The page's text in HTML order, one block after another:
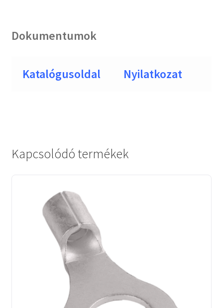
Dokumentumok
Katalógusoldal Nyilatkozat
Kapcsolódó termékek